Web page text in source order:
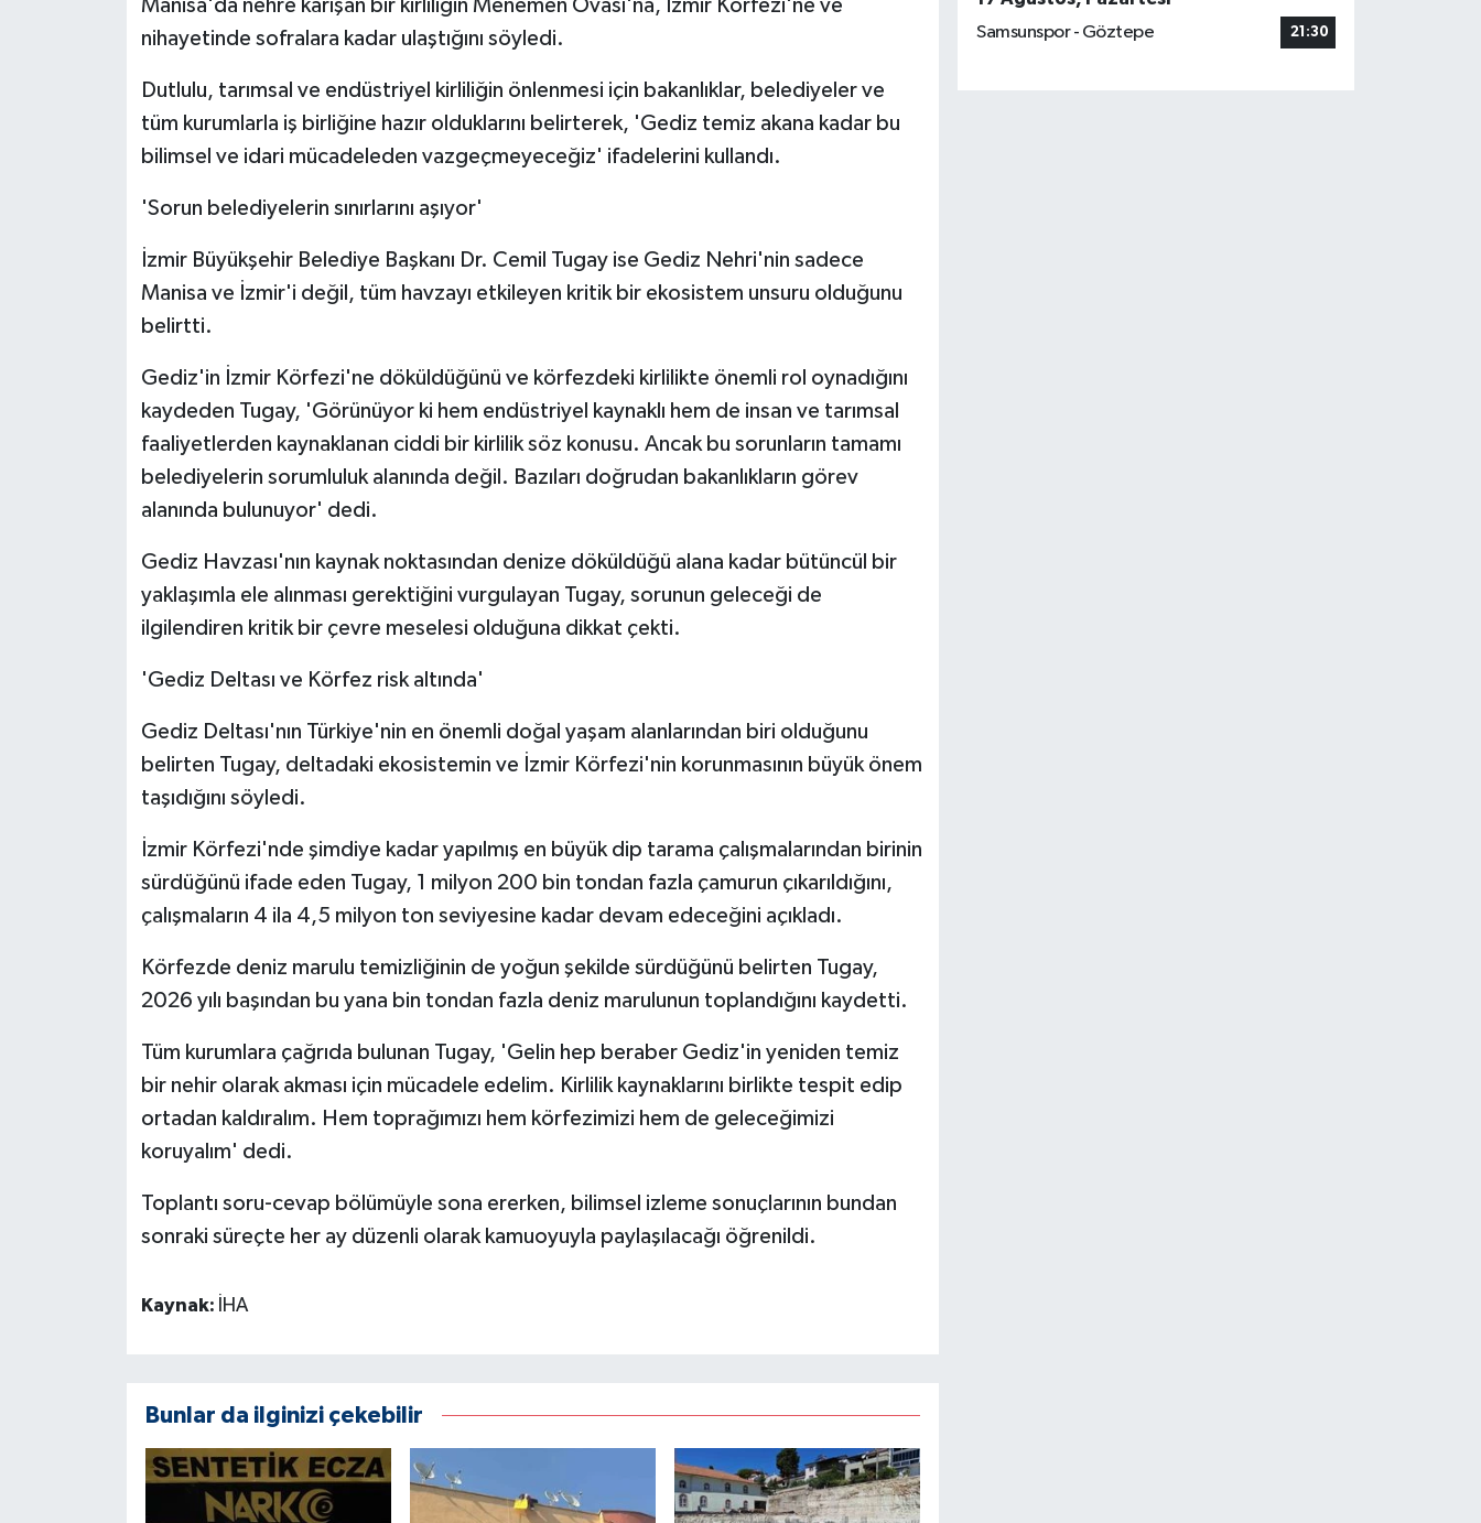
Manisa'da nehre karışan bir kirliliğin Menemen Ovası'na, İzmir Körfezi'ne ve
nihayetinde sofralara kadar ulaştığını söyledi.
Dutlulu, tarımsal ve endüstriyel kirliliğin önlenmesi için bakanlıklar, belediyeler ve
tüm kurumlarla iş birliğine hazır olduklarını belirterek, 'Gediz temiz akana kadar bu
bilimsel ve idari mücadeleden vazgeçmeyeceğiz' ifadelerini kullandı.
'Sorun belediyelerin sınırlarını aşıyor'
İzmir Büyükşehir Belediye Başkanı Dr. Cemil Tugay ise Gediz Nehri'nin sadece
Manisa ve İzmir'i değil, tüm havzayı etkileyen kritik bir ekosistem unsuru olduğunu
belirtti.
Gediz'in İzmir Körfezi'ne döküldüğünü ve körfezdeki kirlilikte önemli rol oynadığını
kaydeden Tugay, 'Görünüyor ki hem endüstriyel kaynaklı hem de insan ve tarımsal
faaliyetlerden kaynaklanan ciddi bir kirlilik söz konusu. Ancak bu sorunların tamamı
belediyelerin sorumluluk alanında değil. Bazıları doğrudan bakanlıkların görev
alanında bulunuyor' dedi.
Gediz Havzası'nın kaynak noktasından denize döküldüğü alana kadar bütüncül bir
yaklaşımla ele alınması gerektiğini vurgulayan Tugay, sorunun geleceği de
ilgilendiren kritik bir çevre meselesi olduğuna dikkat çekti.
'Gediz Deltası ve Körfez risk altında'
Gediz Deltası'nın Türkiye'nin en önemli doğal yaşam alanlarından biri olduğunu
belirten Tugay, deltadaki ekosistemin ve İzmir Körfezi'nin korunmasının büyük önem
taşıdığını söyledi.
İzmir Körfezi'nde şimdiye kadar yapılmış en büyük dip tarama çalışmalarından birinin
sürdüğünü ifade eden Tugay, 1 milyon 200 bin tondan fazla çamurun çıkarıldığını,
çalışmaların 4 ila 4,5 milyon ton seviyesine kadar devam edeceğini açıkladı.
Körfezde deniz marulu temizliğinin de yoğun şekilde sürdüğünü belirten Tugay,
2026 yılı başından bu yana bin tondan fazla deniz marulunun toplandığını kaydetti.
Tüm kurumlara çağrıda bulunan Tugay, 'Gelin hep beraber Gediz'in yeniden temiz
bir nehir olarak akması için mücadele edelim. Kirlilik kaynaklarını birlikte tespit edip
ortadan kaldıralım. Hem toprağımızı hem körfezimizi hem de geleceğimizi
koruyalım' dedi.
Toplantı soru-cevap bölümüyle sona ererken, bilimsel izleme sonuçlarının bundan
sonraki süreçte her ay düzenli olarak kamuoyuyla paylaşılacağı öğrenildi.
Kaynak: İHA
Bunlar da ilginizi çekebilir
Samsunspor - Göztepe
21:30